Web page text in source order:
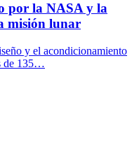
por la NASA y la
misión lunar
y el acondicionamiento
de 135…